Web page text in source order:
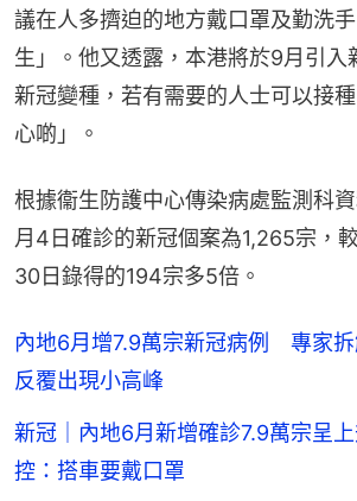
議在人多擠迫的地方戴口罩及勤洗
生」。他又透露，本港將於9月引入
新冠變種，若有需要的人士可以接
心啲」。
根據衞生防護中心傳染病處監測科
月4日確診的新冠個案為1,265宗，
30日錄得的194宗多5倍。
內地6月增7.9萬宗新冠病例 專家
反覆出現小高峰
新冠｜內地6月新增確診7.9萬宗呈
控：搭車要戴口罩